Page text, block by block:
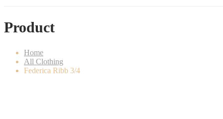
Product
Home
All Clothing
Federica Ribb 3/4